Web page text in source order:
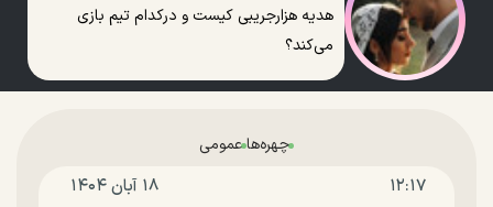
هدیه هزارجریبی کیست و درکدام تیم بازی
می‌کند؟
چهره‌هاعمومی
۱۲:۱۷ ۱۸ آبان ۱۴۰۴